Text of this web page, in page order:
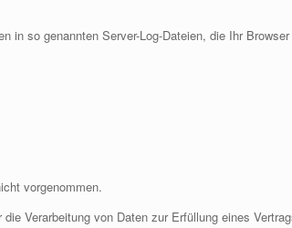
in so genannten Server-Log-Dateien, die Ihr
vorgenommen.
Verarbeitung von Daten zur Erfüllung eines